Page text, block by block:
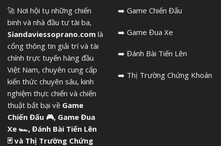
🚀 Nơi hội tụ những chiến
binh và nhà đầu tư tài ba,
Siandaviessoprano.com là
cổng thông tin giải trí và tài
chính trực tuyến hàng đầu
Việt Nam, chuyên cung cấp
kiến thức chuyên sâu, kinh
nghiệm thực chiến và chiến
thuật bất bại về Game
Chiến Đấu 🎮, Game Đua
Xe 🏎️, Đánh Bài Tiến Lên
🃏 và Thị Trường Chứng
➡️ Game Chiến Đấu
➡️ Game Đua Xe
➡️ Đánh Bài Tiến Lên
➡️ Thị Trường Chứng Khoán